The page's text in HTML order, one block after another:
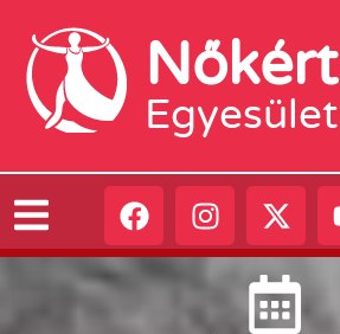
Nőkért
Egyesület